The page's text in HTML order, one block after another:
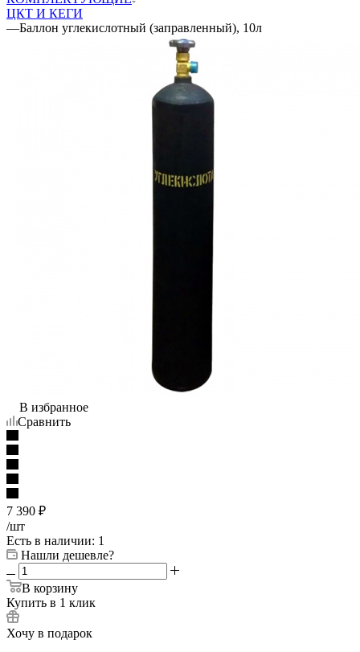
ЦКТ И КЕГИ
—Баллон углекислотный (заправленный), 10л
В избранное
Сравнить
7 390 ₽
/шт
Есть в наличии: 1
Нашли дешевле?
В корзину
Купить в 1 клик
Хочу в подарок